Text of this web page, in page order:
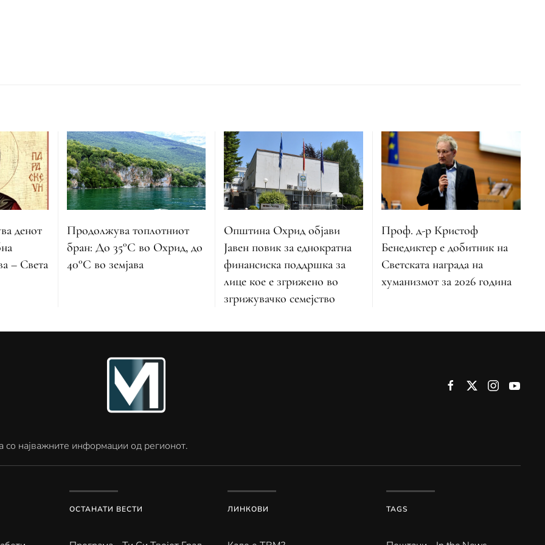
денот
– Света
Продолжува топлотниот
бран: До 35°C во Охрид, до
40°C во земјава
Општина Охрид објави
Јавен повик за еднократна
финансиска поддршка за
лице кое е згрижено во
згрижувачко семејство
Проф. д-р Кристоф
Бенедиктер е добитник на
Светската награда на
хуманизмот за 2026 година
најважните информации од регионот.
ОСТАНАТИ ВЕСТИ ЛИНКОВИ TAGS